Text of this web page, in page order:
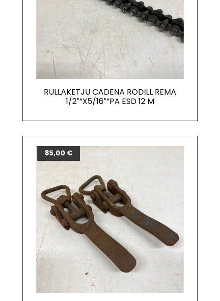
RULLAKETJU CADENA RODILL REMA
1/2″”X5/16″”PA ESD 12 M
85,00 €